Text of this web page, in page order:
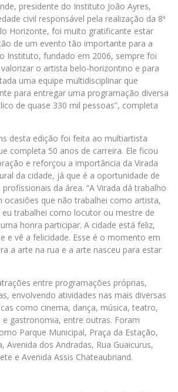
presidente do Instituto João Ayres,
civil responsável pela realização da 8ª
Horizonte, foi muito gratificante estar
de um evento tão importante para a
Instituto, fundado em 2006, sempre foi
o artista belo-horizontino e para
uma equipe multidisciplinar que
para entregar uma programação diversa
de quase 330 mil pessoas”, completa
desta edição foi feita ao multiartista
completa 50 anos de carreira. Ele ficou
e reforçou a importância da Virada
da cidade, já que é a oportunidade de
da área. “A Virada dá trabalho
ocasiões que não trabalhei como artista,
trabalhei como locutor ou mestre de
honra participar. A cidade está feliz,
e vê a felicidade. Esse é o momento em
a arte na rua e a arte nasceu para estar
entre programações próprias,
envolvendo atividades nas mais diversas
como cinema, dança, música, teatro,
e gastronomia, entre outras. Foram
Parque Municipal, Praça da Estação,
Avenida dos Andradas, Rua Guaicurus,
e Avenida Assis Chateaubriand.